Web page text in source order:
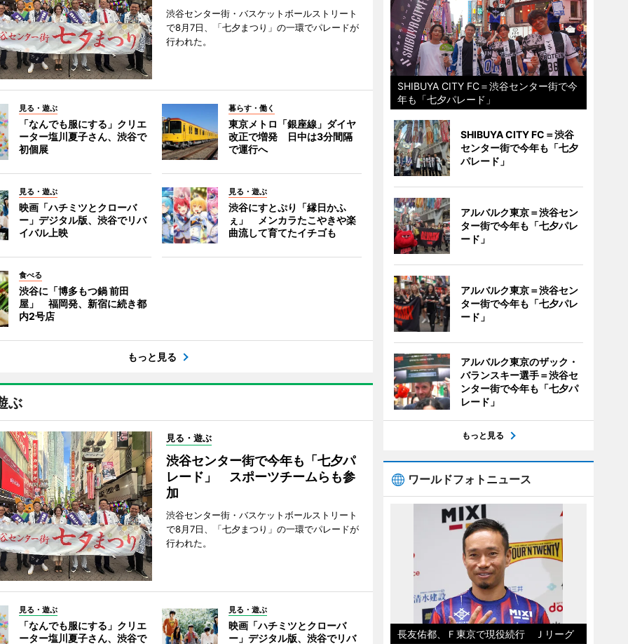
渋谷センター街・バスケットボールストリート
で8月7日、「七夕まつり」の一環でパレードが
行われた。
見る・遊ぶ
「なんでも服にする」クリエ
ーター塩川夏子さん、渋谷で
初個展
暮らす・働く
東京メトロ「銀座線」ダイヤ
改正で増発 日中は3分間隔
で運行へ
見る・遊ぶ
映画「ハチミツとクローバ
ー」デジタル版、渋谷でリバ
イバル上映
見る・遊ぶ
渋谷にすとぷり「縁日かふ
ぇ」 メンカラたこやきや楽
曲流して育てたイチゴも
食べる
渋谷に「博多もつ鍋 前田
屋」 福岡発、新宿に続き都
内2号店
もっと見る
ぶ
見る・遊ぶ
渋谷センター街で今年も「七夕パ
レード」 スポーツチームらも参
加
渋谷センター街・バスケットボールストリート
で8月7日、「七夕まつり」の一環でパレードが
行われた。
見る・遊ぶ
「なんでも服にする」クリエ
ーター塩川夏子さん、渋谷で
見る・遊ぶ
映画「ハチミツとクローバ
ー」デジタル版、渋谷でリバ
SHIBUYA CITY FC＝渋谷センター街で今
年も「七夕パレード」
SHIBUYA CITY FC＝渋谷
センター街で今年も「七夕
パレード」
アルバルク東京＝渋谷セン
ター街で今年も「七夕パレ
ード」
アルバルク東京＝渋谷セン
ター街で今年も「七夕パレ
ード」
アルバルク東京のザック・
バランスキー選手＝渋谷セ
ンター街で今年も「七夕パ
レード」
もっと見る
ワールドフォトニュース
長友佑都、Ｆ東京で現役続行 Ｊリーグ